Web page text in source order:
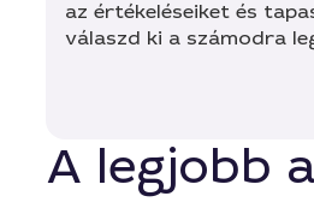
az értékeléseiket és
válaszd ki a számodra
A legjobb